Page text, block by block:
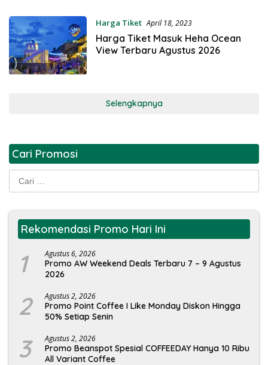
Harga Tiket April 18, 2023
Harga Tiket Masuk Heha Ocean
View Terbaru Agustus 2026
Selengkapnya
Cari Promosi
Rekomendasi Promo Hari Ini
1 Agustus 6, 2026
Promo AW Weekend Deals Terbaru 7 – 9 Agustus
2026
2 Agustus 2, 2026
Promo Point Coffee I Like Monday Diskon Hingga
50% Setiap Senin
3 Agustus 2, 2026
Promo Beanspot Spesial COFFEEDAY Hanya 10 Ribu
All Variant Coffee